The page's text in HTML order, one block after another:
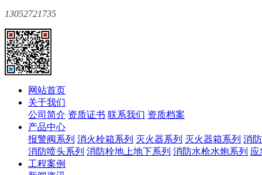
13052721735
网站首页
关于我们
公司简介 资质证书 联系我们 资质档案
产品中心
报警阀系列 消火栓箱系列 灭火器系列 灭火器箱系列 消
消防喷头系列 消防栓地上地下系列 消防水枪水炮系列 应
工程案例